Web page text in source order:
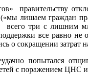
правительству
лишаем граждан
всего три с
все равно не
о сокращении затрат
попытался
с поражением ЦНС